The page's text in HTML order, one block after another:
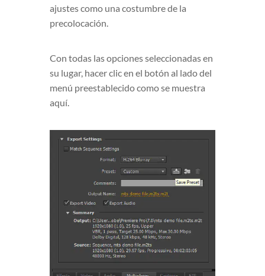
ajustes como una costumbre de la
precolocación.
Con todas las opciones seleccionadas en
su lugar, hacer clic en el botón al lado del
menú preestablecido como se muestra
aquí.